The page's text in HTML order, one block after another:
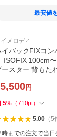
最安値
イメロディ
イバックFIXコン
ISOFIX 100cm
ースター 背もた
円
5% （710pt）
5.00（5
時までの注文で当日